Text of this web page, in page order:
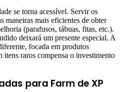
se torna acessível. Servir os
maneiras mais eficientes de obter
(parafusos, tábuas, fitas, etc.).
deixará um presente especial. A
focada em produtos
itens raros compensa o investimento
para Farm de XP